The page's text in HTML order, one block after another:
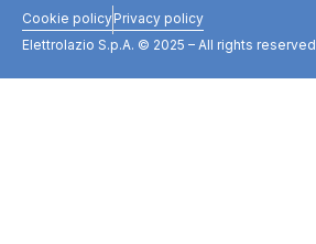
Cookie policyPrivacy policy
Elettrolazio S.p.A. © 2025 – All rights reserved